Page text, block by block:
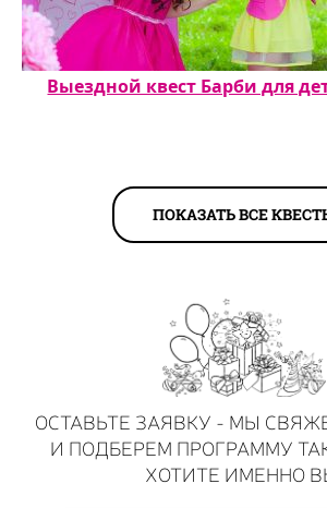
Выездной квест Барби для
ПОКАЗАТЬ ВСЕ
ОСТАВЬТЕ ЗАЯВКУ - МЫ
И ПОДБЕРЕМ ПРОГРАММУ
ХОТИТЕ ИМЕННО